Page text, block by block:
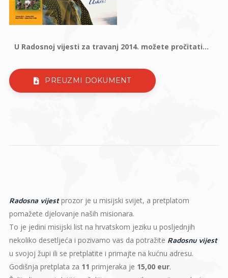
U Radosnoj vijesti za travanj 2014. možete pročitati...
PREUZMI DOKUMENT
Radosna vijestprozor je u misijski svijet, a pretplatom
pomažete djelovanje naših misionara.
To je jedini misijski list na hrvatskom jeziku u posljednjih
nekoliko desetljeća i pozivamo vas da potražite Radosnu vijest
u svojoj župi ili se pretplatite i primajte na kućnu adresu.
Godišnja pretplata za 11 primjeraka je 15,00 eur.